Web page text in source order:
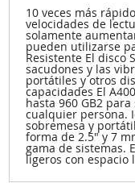
10 veces más
velocidades de
solamente
pueden utilizarse
Resistente El disco
sacudones y las
portátiles y otros
capacidades El
hasta 960 GB2
cualquier persona.
sobremesa y
forma de 2.5" y 7
gama de sistemas.
ligeros con espacio